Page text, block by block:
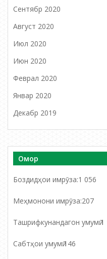
Сентябр 2020
Август 2020
Июл 2020
Июн 2020
Феврал 2020
Январ 2020
Декабр 2019
Омор
Боздидҳои имрӯза:1 056
Меҳмонони имрӯза:207
Ташрифкунандагон умумӣ:1
Сабтҳои умумӣ:146